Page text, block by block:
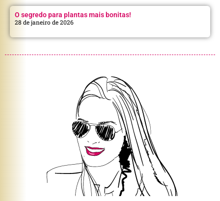
O segredo para plantas mais bonitas!
28 de janeiro de 2026